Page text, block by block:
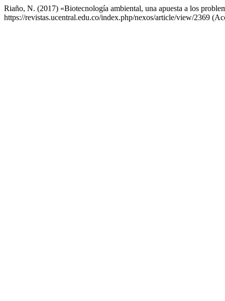
Riaño, N. (2017) «Biotecnología ambiental, una apuesta a los
https://revistas.ucentral.edu.co/index.php/nexos/article/view/2369